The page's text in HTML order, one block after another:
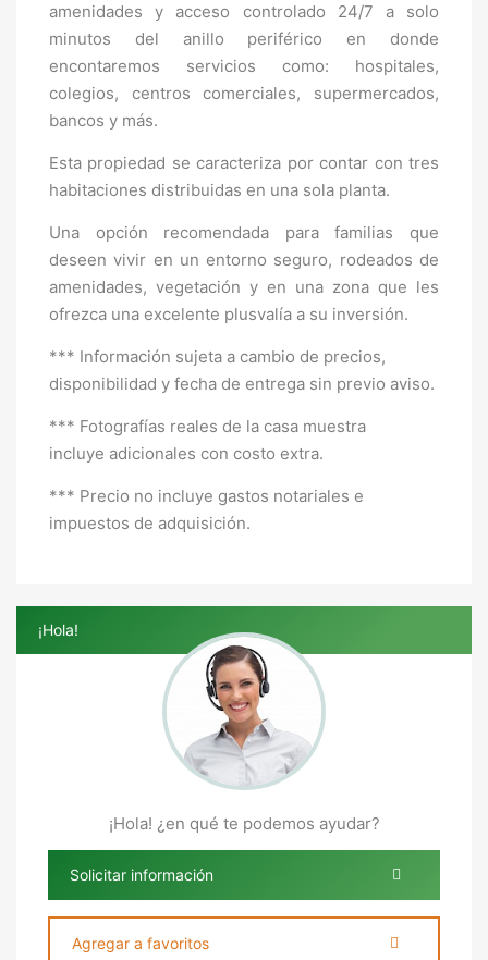
amenidades y acceso controlado 24/7 a solo
minutos del anillo periférico en donde
encontaremos servicios como: hospitales,
colegios, centros comerciales, supermercados,
bancos y más.
Esta propiedad se caracteriza por contar con tres
habitaciones distribuidas en una sola planta.
Una opción recomendada para familias que
deseen vivir en un entorno seguro, rodeados de
amenidades, vegetación y en una zona que les
ofrezca una excelente plusvalía a su inversión.
*** Información sujeta a cambio de precios,
disponibilidad y fecha de entrega sin previo aviso.
*** Fotografías reales de la casa muestra
incluye adicionales con costo extra.
*** Precio no incluye gastos notariales e
impuestos de adquisición.
¡Hola!
¡Hola! ¿en qué te podemos ayudar?
Solicitar información
Agregar a favoritos